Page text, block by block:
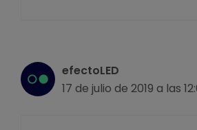
efectoLED
17 de julio de 2019 a las